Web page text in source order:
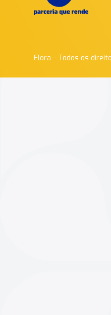
Flora – Todos os